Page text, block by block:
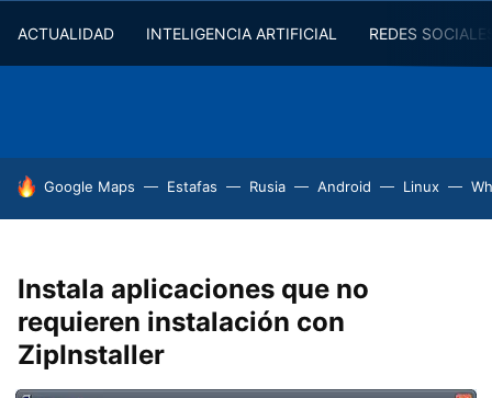
ACTUALIDAD INTELIGENCIA ARTIFICIAL REDES
HOY SE HABLA DE
Google Maps Estafas Rusia Android Linux
Instala aplicaciones que no
requieren instalación con
ZipInstaller